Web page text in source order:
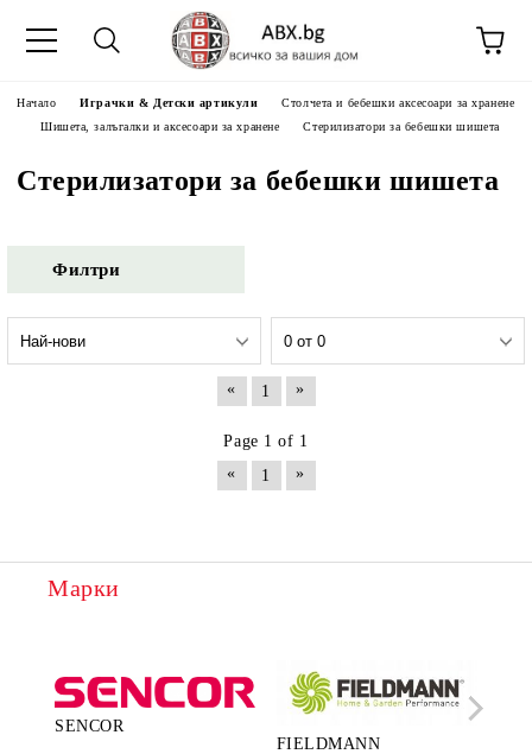
Начало Играчки & Детски артикули
Столчета и бебешки аксесоари за хранене
Шишета, залъгалки и аксесоари за хранене
Стерилизатори за бебешки шишета
Стерилизатори за бебешки шишета
Филтри
« 1 »
Page 1 of 1
«
1 »
Марки
SENCOR
FIELDMANN